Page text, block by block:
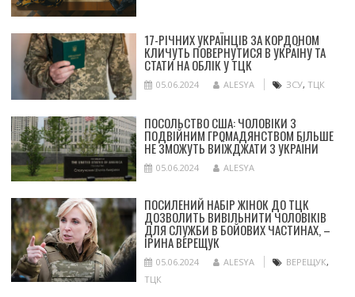
17-РІЧНИХ УКРАЇНЦІВ ЗА КОРДОНОМ
КЛИЧУТЬ ПОВЕРНУТИСЯ В УКРАЇНУ ТА
СТАТИ НА ОБЛІК У ТЦК
05.06.2024 ALESYA ЗСУ, ТЦК
ПОСОЛЬСТВО США: ЧОЛОВІКИ З
ПОДВІЙНИМ ГРОМАДЯНСТВОМ БІЛЬШЕ
НЕ ЗМОЖУТЬ ВИЇЖДЖАТИ З УКРАЇНИ
05.06.2024 ALESYA
ПОСИЛЕНИЙ НАБІР ЖІНОК ДО ТЦК
ДОЗВОЛИТЬ ВИВІЛЬНИТИ ЧОЛОВІКІВ
ДЛЯ СЛУЖБИ В БОЙОВИХ ЧАСТИНАХ, –
ІРИНА ВЕРЕЩУК
05.06.2024 ALESYA ВЕРЕЩУК,
ТЦК